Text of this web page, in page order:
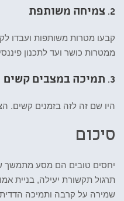
2. צמיחה משותפת
קבעו מטרות משותפות ועבדו
ממטרות כושר ועד לתכנון
3. תמיכה במצבים קשים
היו שם זה לזה בזמנים קשים.
סיכום
יחסים טובים הם מסע מתמשך
תרגול תקשורת יעילה, בניית
שמירה על קרבה ותמיכה הדדית